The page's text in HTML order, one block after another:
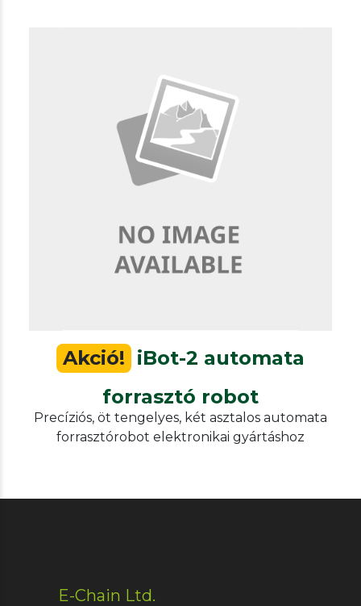
Our other solutions
iBot-2 automata forrasztó robot
Akció! iBot-2 automata
forrasztó robot
Precíziós, öt tengelyes, két asztalos automata
forrasztórobot elektronikai gyártáshoz
E-Chain Ltd.